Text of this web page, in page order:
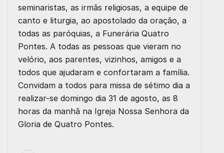
seminaristas, as irmãs religiosas, a equipe de
canto e liturgia, ao apostolado da oração, a
todas as paróquias, a Funerária Quatro
Pontes. A todas as pessoas que vieram no
velório, aos parentes, vizinhos, amigos e a
todos que ajudaram e confortaram a família.
Convidam a todos para missa de sétimo dia a
realizar-se domingo dia 31 de agosto, as 8
horas da manhã na Igreja Nossa Senhora da
Gloria de Quatro Pontes.